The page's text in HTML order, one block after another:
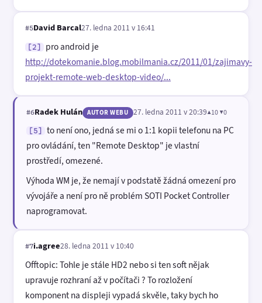
#5David Barcal27. ledna 2011 v 16:41
[2]
pro android je
http://dotekomanie.blog.mobilmania.cz/2011/01/zajimavy-
projekt-remote-web-desktop-video/...
#6Radek Hulán AUTOR WEBU 27. ledna 2011 v 20:39▲10 ▼0
[5]
to není ono, jedná se mi o 1:1 kopii telefonu na PC
pro ovládání, ten "Remote Desktop" je vlastní
prostředí, omezené.
Výhoda WM je, že nemají v podstatě žádná omezení pro
vývojáře a není pro ně problém SOTI Pocket Controller
naprogramovat.
#7i.agree28. ledna 2011 v 10:40
Offtopic: Tohle je stále HD2 nebo si ten soft nějak
upravuje rozhraní až v počítači ? To rozložení
komponent na displeji vypadá skvěle, taky bych ho